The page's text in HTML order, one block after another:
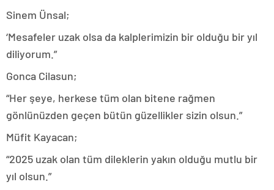
Sinem Ünsal;
‘Mesafeler uzak olsa da kalplerimizin bir olduğu bir yıl
diliyorum.”
Gonca Cilasun;
“Her şeye, herkese tüm olan bitene rağmen
gönlünüzden geçen bütün güzellikler sizin olsun.”
Müfit Kayacan;
“2025 uzak olan tüm dileklerin yakın olduğu mutlu bir
yıl olsun.”